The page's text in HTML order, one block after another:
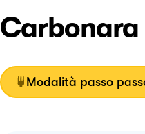
Carbonara
Modalità passo